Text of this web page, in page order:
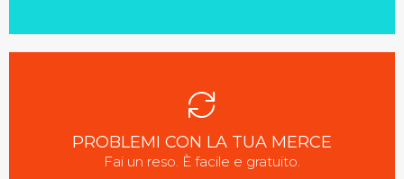
PROBLEMI CON LA TUA MERCE
Fai un reso. È facile e gratuito.